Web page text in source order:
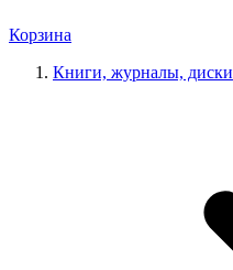
Корзина
Книги, журналы, диски